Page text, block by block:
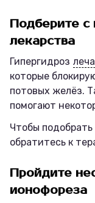
Подберите
лекарства
Гипергидроз
которые
потовых желёз.
помогают
Чтобы
обратитесь к
Пройдите
ионофореза